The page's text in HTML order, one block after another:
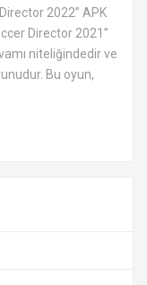
APK OYUNLARI
2022” APK
Director 2021”
niteliğindedir ve
Bu oyun,